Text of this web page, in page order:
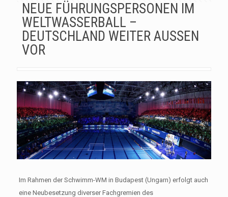
NEUE FÜHRUNGSPERSONEN IM
WELTWASSERBALL –
DEUTSCHLAND WEITER AUSSEN
VOR
Im Rahmen der Schwimm-WM in Budapest (Ungarn) erfolgt auch
eine Neubesetzung diverser Fachgremien des